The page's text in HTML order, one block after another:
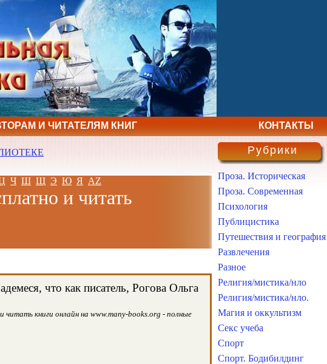
И ЧИТАТЕЛЯМ КНИГ КОНТАКТЫ
Ч Ш Щ Э Ю Я AZ
и читать
что как писатель, Рогова Ольга
книги онлайн на www.many-books.org - полные
Рубрики
Проза. Историческая
Проза. Современная
Психология
Публицистика
Путешествия и география
Развлечения
Разное
Религия/мистика/нло
Религия/мистика/нло.
Магия и оккультизм
Секс учеба
Спорт
Спорт. Бодибилдинг